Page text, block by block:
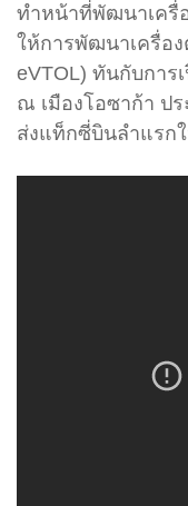
ทำหน้าที่พัฒนาเครื่
ให้การพัฒนาเครื่อ
eVTOL) ทันกับการ
ณ เมืองโอซาก้า ป
ส่งแท็กซี่บินลำแรก